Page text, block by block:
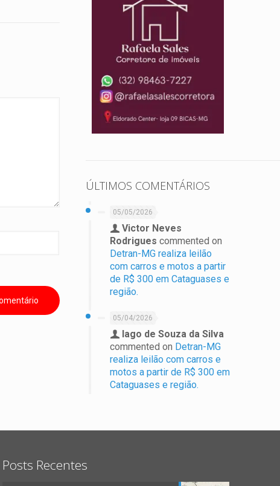
ÚLTIMOS COMENTÁRIOS
05/05/2026
Victor Neves
Rodrigues commented on
Detran-MG realiza leilão
com carros e motos a partir
de R$ 300 em Cataguases e
região.
05/04/2026
Iago de Souza da Silva
commented on Detran-MG
realiza leilão com carros e
motos a partir de R$ 300 em
Cataguases e região.
Posts Recentes